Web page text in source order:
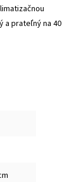
a prateľný na 40